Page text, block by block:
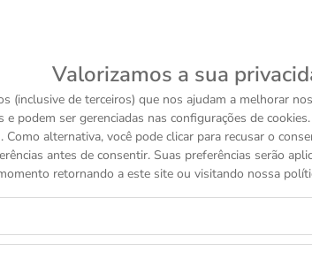
Valorizamos a sua
(inclusive de terceiros) que nos ajudam a melhorar
e podem ser gerenciadas nas configurações de
Como alternativa, você pode clicar para recusar o
antes de consentir. Suas preferências serão
retornando a este site ou visitando nossa